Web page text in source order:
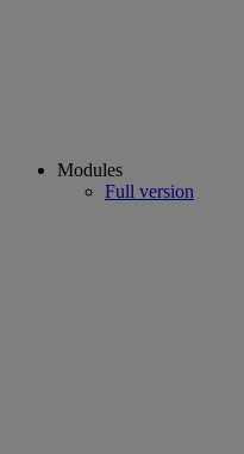
Modules
Full version